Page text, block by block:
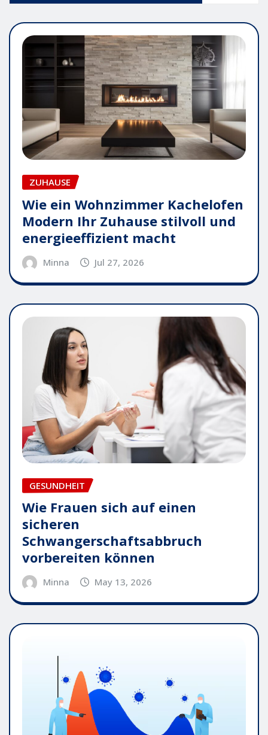
ZUHAUSE
Wie ein Wohnzimmer Kachelofen
Modern Ihr Zuhause stilvoll und
energieeffizient macht
Minna Jul 27, 2026
GESUNDHEIT
Wie Frauen sich auf einen
sicheren
Schwangerschaftsabbruch
vorbereiten können
Minna May 13, 2026